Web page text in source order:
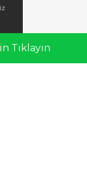
Tıklayın
Üye Girişi